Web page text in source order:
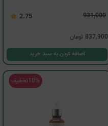
931,000
2.75
837,900 تومان
اضافه کردن به سبد خرید
10%تخفیف